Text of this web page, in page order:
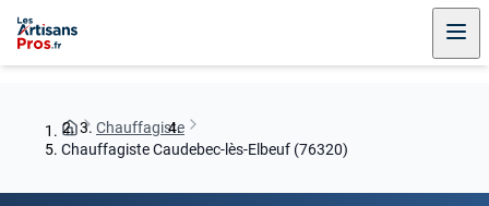
Chauffagiste
Chauffagiste Caudebec-lès-Elbeuf (76320)